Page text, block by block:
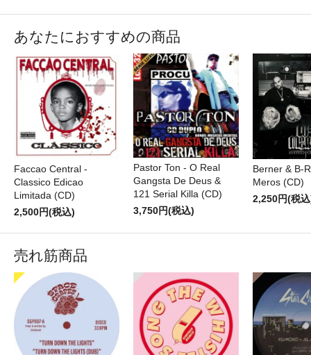
あなたにおすすめの商品
Faccao Central -
Classico Edicao
Limitada (CD)
2,500円(税込)
Pastor Ton - O Real
Gangsta De Deus &
121 Serial Killa (CD)
3,750円(税込)
Berner & B-
Meros (CD)
2,250円(税
売れ筋商品